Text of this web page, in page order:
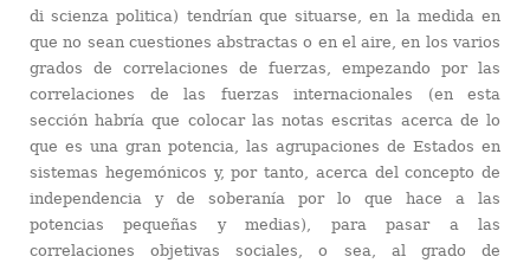
di scienza politica) tendrían que situarse, en la medida en
que no sean cuestiones abstractas o en el aire, en los varios
grados de correlaciones de fuerzas, empezando por las
correlaciones de las fuerzas internacionales (en esta
sección habría que colocar las notas escritas acerca de lo
que es una gran potencia, las agrupaciones de Estados en
sistemas hegemónicos y, por tanto, acerca del concepto de
independencia y de soberanía por lo que hace a las
potencias pequeñas y medias), para pasar a las
correlaciones objetivas sociales, o sea, al grado de